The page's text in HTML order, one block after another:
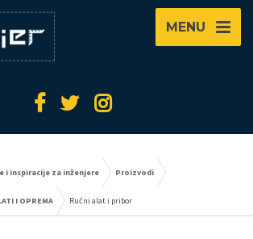
MENU
i inspiracije za inženjere Proizvodi
I OPREMA Ručni alat i pribor